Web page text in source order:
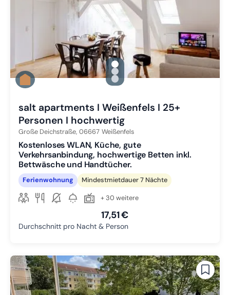
gallery.slide_selector
Zu Slide 1 wechseln
Zu Slide 2 wechseln
Zu Slide 3 wechseln
salt apartments I Weißenfels I 25+
Personen I hochwertig
Große Deichstraße, 06667 Weißenfels
Kostenloses WLAN, Küche, gute
Verkehrsanbindung, hochwertige Betten inkl.
Bettwäsche und Handtücher.
Ferienwohnung Mindestmietdauer 7 Nächte
+ 30 weitere
17,51 €
Durchschnitt pro Nacht & Person